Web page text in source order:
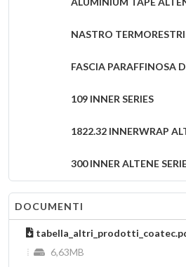
NASTRO
FASCIA PARAFFINOSA
109 INNER SERIES
1822.32 INNERWRAP
300 INNER ALTENE
330 INNER ALTENE
206 OUTER ALTENE
DOCUMENTI
6,63MB